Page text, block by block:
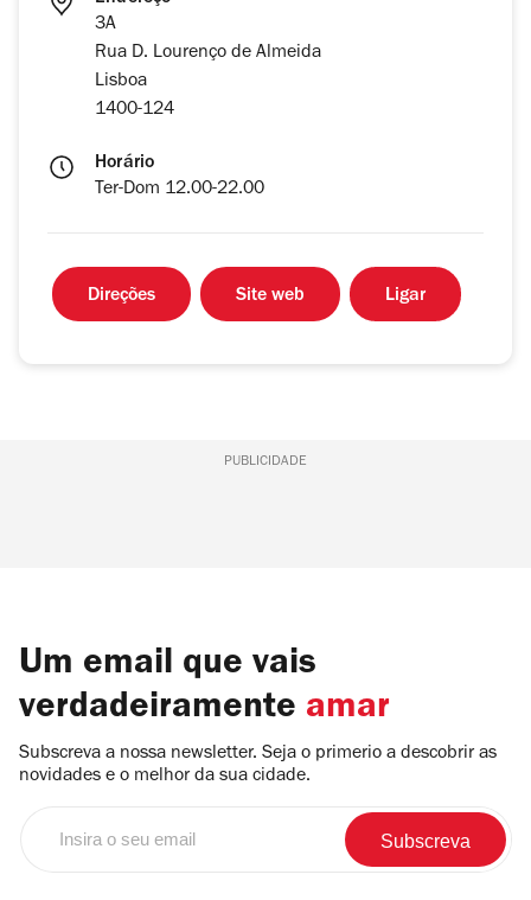
3A
Rua D. Lourenço de Almeida
Lisboa
1400-124
Horário
Ter-Dom 12.00-22.00
Direções Site web Ligar
PUBLICIDADE
Um email que vais
verdadeiramente amar
Subscreva a nossa newsletter. Seja o primerio a descobrir as
novidades e o melhor da sua cidade.